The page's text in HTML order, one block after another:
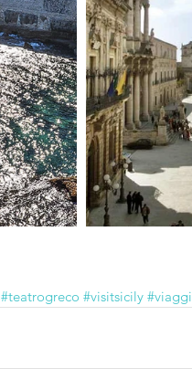
#teatrogreco #visitsicily #viaggi